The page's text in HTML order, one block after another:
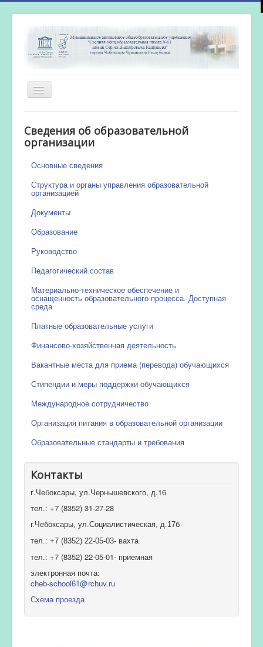
Включить/
выключить
Новости
Сведения об образовательной
организации
Основные сведения
Структура и органы управления образовательной
организацией
Документы
Образование
Руководство
Педагогический состав
Материально-техническое обеспечение и
оснащенность образовательного процесса. Доступная
среда
Платные образовательные услуги
Финансово-хозяйственная деятельность
Вакантные места для приема (перевода) обучающихся
Стипендии и меры поддержки обучающихся
Международное сотрудничество
Организация питания в образовательной организации
Образовательные стандарты и требования
Контакты
г.Чебоксары, ул.Чернышевского, д.16
тел.: +7 (8352) 31-27-28
г.Чебоксары, ул.Социалистическая, д.17б
тел.: +7 (8352) 22-05-03- вахта
тел.: +7 (8352) 22-05-01- приемная
электронная почта:
cheb-school61@rchuv.ru
Схема проезда